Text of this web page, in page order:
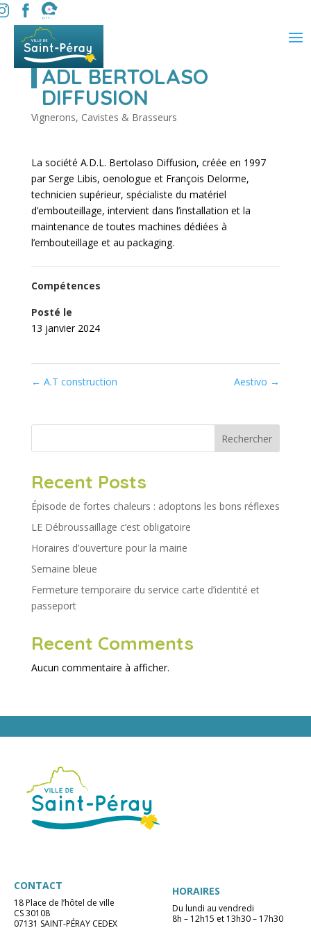
ADL BERTOLASO
DIFFUSION
Vignerons, Cavistes & Brasseurs
La société A.D.L. Bertolaso Diffusion, créée en 1997
par Serge Libis, oenologue et François Delorme,
technicien supérieur, spécialiste du matériel
d’embouteillage, intervient dans l’installation et la
maintenance de toutes machines dédiées à
l’embouteillage et au packaging.
Compétences
Posté le
13 janvier 2024
← A.T construction Aestivo →
Rechercher
Recent Posts
Épisode de fortes chaleurs : adoptons les bons réflexes
LE Débroussaillage c’est obligatoire
Horaires d’ouverture pour la mairie
Semaine bleue
Fermeture temporaire du service carte d’identité et
passeport
Recent Comments
Aucun commentaire à afficher.
CONTACT
18 Place de l’hôtel de ville
CS 30108
07131 SAINT-PÉRAY CEDEX
HORAIRES
Du lundi au vendredi
8h – 12h15 et 13h30 – 17h30